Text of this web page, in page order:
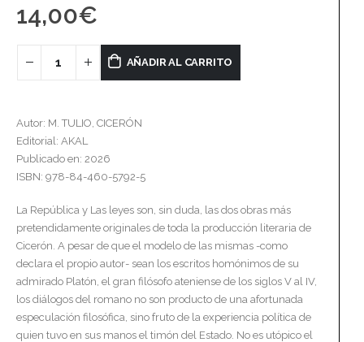
14,00€
AÑADIR AL CARRITO
Autor: M. TULIO, CICERÓN
Editorial: AKAL
Publicado en: 2026
ISBN: 978-84-460-5792-5
La República y Las leyes son, sin duda, las dos obras más
pretendidamente originales de toda la producción literaria de
Cicerón. A pesar de que el modelo de las mismas -como
declara el propio autor- sean los escritos homónimos de su
admirado Platón, el gran filósofo ateniense de los siglos V al IV,
los diálogos del romano no son producto de una afortunada
especulación filosófica, sino fruto de la experiencia política de
quien tuvo en sus manos el timón del Estado. No es utópico el